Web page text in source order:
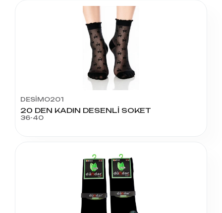
DESİMO201
20 DEN KADIN DESENLİ SOKET
36-40